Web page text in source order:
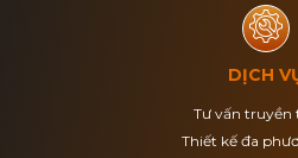
DỊCH
Tư vấn truyền
Thiết kế đa